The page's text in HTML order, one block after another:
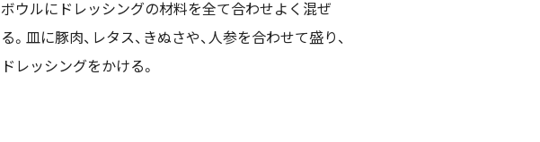
ボウルにドレッシングの材料を全て合わせよく混ぜ
る。皿に豚肉、レタス、きぬさや、人参を合わせて盛り、
ドレッシングをかける。